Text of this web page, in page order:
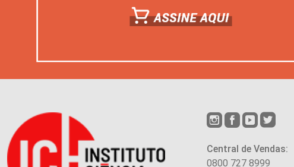
Central de Vendas:
0800 727 8999